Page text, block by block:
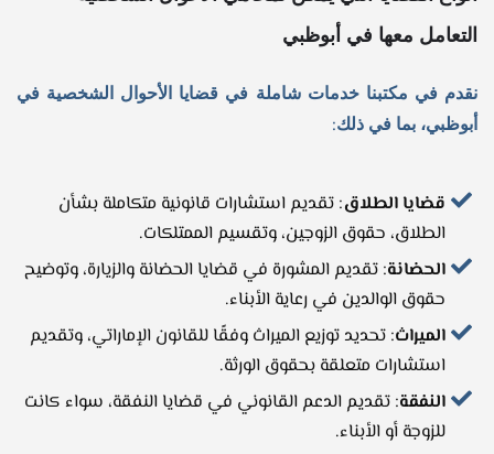
التعامل معها في أبوظبي
نقدم في مكتبنا خدمات شاملة في قضايا الأحوال الشخصية في
أبوظبي، بما في ذلك:
قضايا الطلاق: تقديم استشارات قانونية متكاملة بشأن
الطلاق، حقوق الزوجين، وتقسيم الممتلكات.
الحضانة: تقديم المشورة في قضايا الحضانة والزيارة، وتوضيح
حقوق الوالدين في رعاية الأبناء.
الميراث: تحديد توزيع الميراث وفقًا للقانون الإماراتي، وتقديم
استشارات متعلقة بحقوق الورثة.
النفقة: تقديم الدعم القانوني في قضايا النفقة، سواء كانت
للزوجة أو الأبناء.